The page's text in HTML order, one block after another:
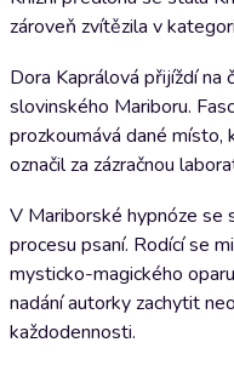
zároveň zvítězila v
Dora Kaprálová přijíždí
slovinského Mariboru.
prozkoumává dané místo,
označil za zázračnou
V Mariborské hypnóze se
procesu psaní. Rodící se
mysticko-magického
nadání autorky zachytit
každodennosti.